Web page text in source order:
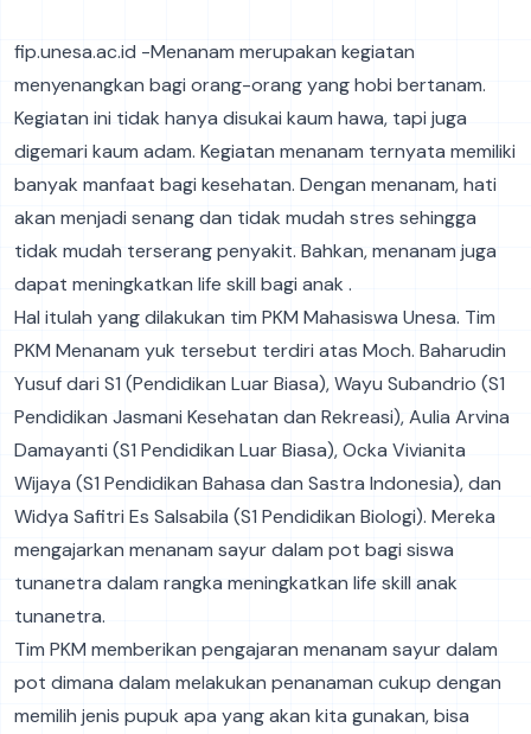
fip.unesa.ac.id -Menanam merupakan kegiatan
menyenangkan bagi orang-orang yang hobi bertanam.
Kegiatan ini tidak hanya disukai kaum hawa, tapi juga
digemari kaum adam. Kegiatan menanam ternyata memiliki
banyak manfaat bagi kesehatan. Dengan menanam, hati
akan menjadi senang dan tidak mudah stres sehingga
tidak mudah terserang penyakit. Bahkan, menanam juga
dapat meningkatkan life skill bagi anak .
Hal itulah yang dilakukan tim PKM Mahasiswa Unesa. Tim
PKM Menanam yuk tersebut terdiri atas Moch. Baharudin
Yusuf dari S1 (Pendidikan Luar Biasa), Wayu Subandrio (S1
Pendidikan Jasmani Kesehatan dan Rekreasi), Aulia Arvina
Damayanti (S1 Pendidikan Luar Biasa), Ocka Vivianita
Wijaya (S1 Pendidikan Bahasa dan Sastra Indonesia), dan
Widya Safitri Es Salsabila (S1 Pendidikan Biologi). Mereka
mengajarkan menanam sayur dalam pot bagi siswa
tunanetra dalam rangka meningkatkan life skill anak
tunanetra.
Tim PKM memberikan pengajaran menanam sayur dalam
pot dimana dalam melakukan penanaman cukup dengan
memilih jenis pupuk apa yang akan kita gunakan, bisa